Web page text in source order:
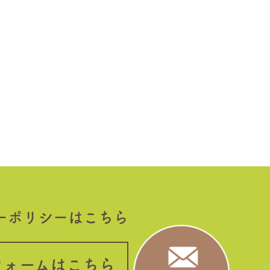
ポリシーはこちら
ームはこちら